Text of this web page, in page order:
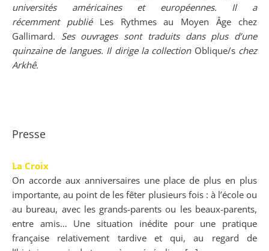
universités américaines et européennes. Il a
récemment publié Les Rythmes au Moyen Âge chez
Gallimard. Ses ouvrages sont traduits dans plus d’une
quinzaine de langues. Il dirige la collectionOblique/schez
Arkhê.
Presse
La Croix
On accorde aux anniversaires une place de plus en plus
importante, au point de les fêter plusieurs fois : à l’école ou
au bureau, avec les grands-parents ou les beaux-parents,
entre amis… Une situation inédite pour une pratique
française relativement tardive et qui, au regard de